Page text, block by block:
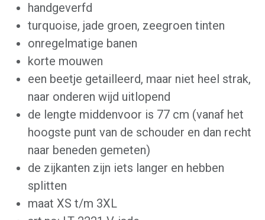
handgeverfd
turquoise, jade groen, zeegroen tinten
onregelmatige banen
korte mouwen
een beetje getailleerd, maar niet heel strak,
naar onderen wijd uitlopend
de lengte middenvoor is 77 cm (vanaf het
hoogste punt van de schouder en dan recht
naar beneden gemeten)
de zijkanten zijn iets langer en hebben
splitten
maat XS t/m 3XL